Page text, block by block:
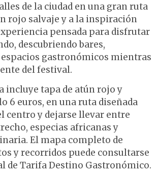
de la ciudad en una gran ruta
rojo salvaje y a la inspiración
pensada para disfrutar
descubriendo bares,
gastronómicos mientras
del festival.
incluye tapa de atún rojo y
6 euros, en una ruta diseñada
centro y dejarse llevar entre
especias africanas y
El mapa completo de
y recorridos puede consultarse
de Tarifa Destino Gastronómico.